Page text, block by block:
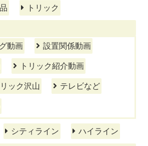
トリック
動画 設置関係動画
トリック紹介動画
ック沢山 テレビなど
シティライン ハイライン